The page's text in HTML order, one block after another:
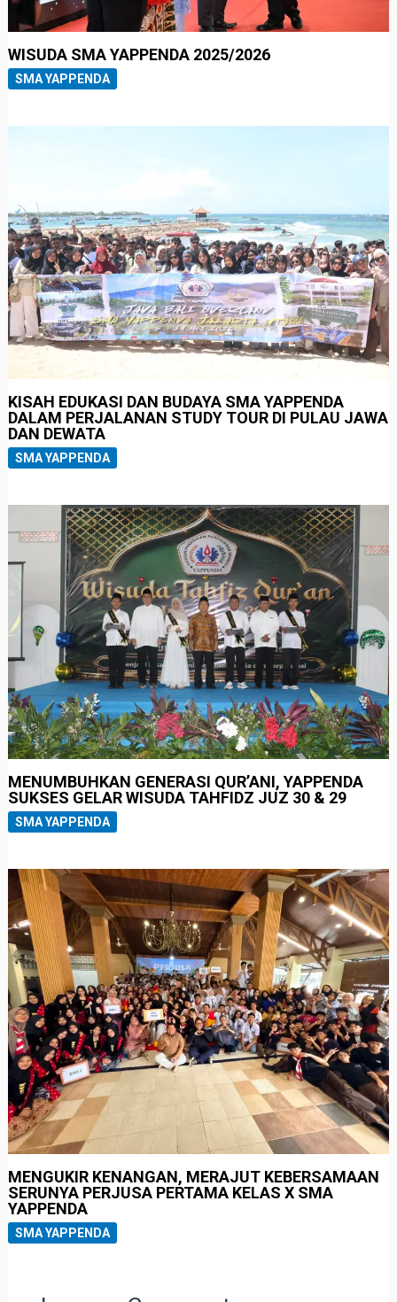
WISUDA SMA YAPPENDA 2025/2026
SMA YAPPENDA
KISAH EDUKASI DAN BUDAYA SMA YAPPENDA
DALAM PERJALANAN STUDY TOUR DI PULAU JAWA
DAN DEWATA
SMA YAPPENDA
MENUMBUHKAN GENERASI QUR’ANI, YAPPENDA
SUKSES GELAR WISUDA TAHFIDZ JUZ 30 & 29
SMA YAPPENDA
MENGUKIR KENANGAN, MERAJUT KEBERSAMAAN
SERUNYA PERJUSA PERTAMA KELAS X SMA
YAPPENDA
SMA YAPPENDA